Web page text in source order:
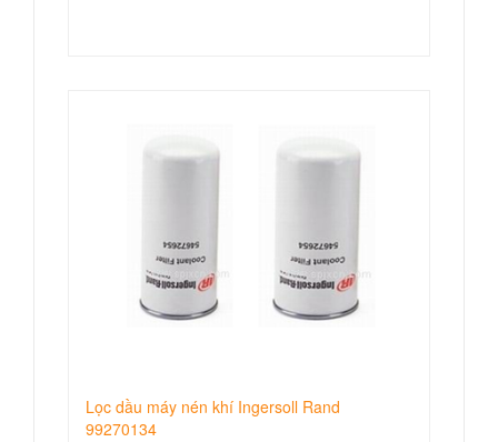
Lọc dầu máy nén khí Ingersoll Rand
99270134